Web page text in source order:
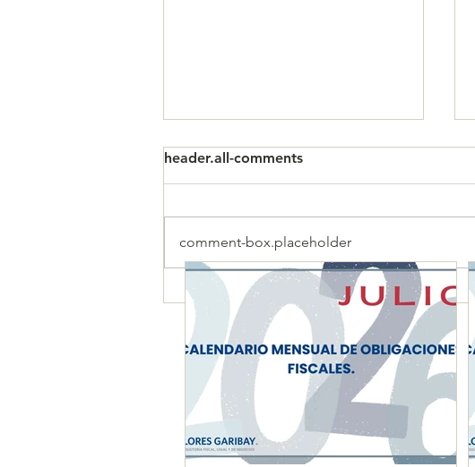
CALENDARIO MENSUAL DE
OBLIGACIONES FISCALES
"JULIO 2026"
header.all-comments
comment-box.placeholder